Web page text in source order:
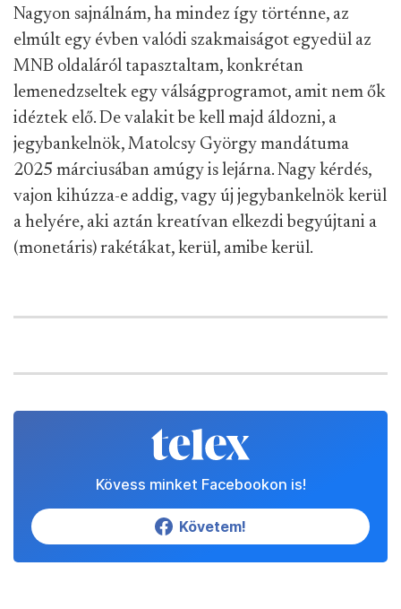
Nagyon sajnálnám, ha mindez így történne, az
elmúlt egy évben valódi szakmaiságot egyedül az
MNB oldaláról tapasztaltam, konkrétan
lemenedzseltek egy válságprogramot, amit nem ők
idéztek elő. De valakit be kell majd áldozni, a
jegybankelnök, Matolcsy György mandátuma
2025 márciusában amúgy is lejárna. Nagy kérdés,
vajon kihúzza-e addig, vagy új jegybankelnök kerül
a helyére, aki aztán kreatívan elkezdi begyújtani a
(monetáris) rakétákat, kerül, amibe kerül.
Kövess minket Facebookon is!
Követem!